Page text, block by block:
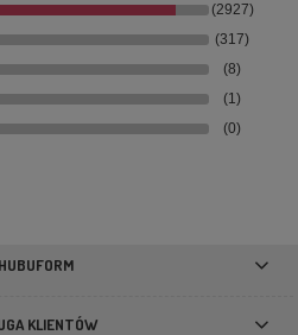
(2927)
(317)
(8)
(1)
(0)
KLIENTÓW